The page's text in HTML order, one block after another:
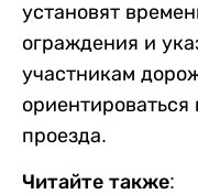
установят
ограждения и
участникам
проезда.
Читайте также: